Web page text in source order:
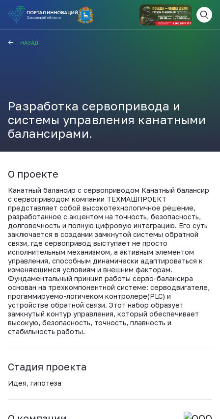
НАЗАД
Разработка сервопривода и
системы управления канатными
балансирами.
О проекте
Канатный балансир с сервоприводом Канатный балансир
с сервоприводом компании ТЕХМАШПРОЕКТ
представляет собой высокотехнологичное решение,
разработанное с акцентом на точность, безопасность,
долговечность и полную цифровую интеграцию. Его суть
заключается в создании замкнутой системы обратной
связи, где сервопривод выступает не просто
исполнительным механизмом, а активным элементом
управления, способным динамически адаптироваться к
изменяющимся условиям и внешним факторам.
Фундаментальный принцип работы серво-балансира
основан на трехкомпонентной системе: серводвигателе,
прогаммируемо-логичеком контролере(PLC) и
устройстве обратной связи. Этот набор образует
замкнутый контур управления, который обеспечивает
высокую, безопасность, точность, плавность и
стабильность работы.
Стадия проекта
Идея, гипотеза
Актуальные конкурсы
Анонсы публикаций
Новости компании
ЗАКРЫТЬ
ВАМ СЮДА
ПОЛЕЗНЫЕ СТАТЬИ И
Телеграм
ВКонтакте